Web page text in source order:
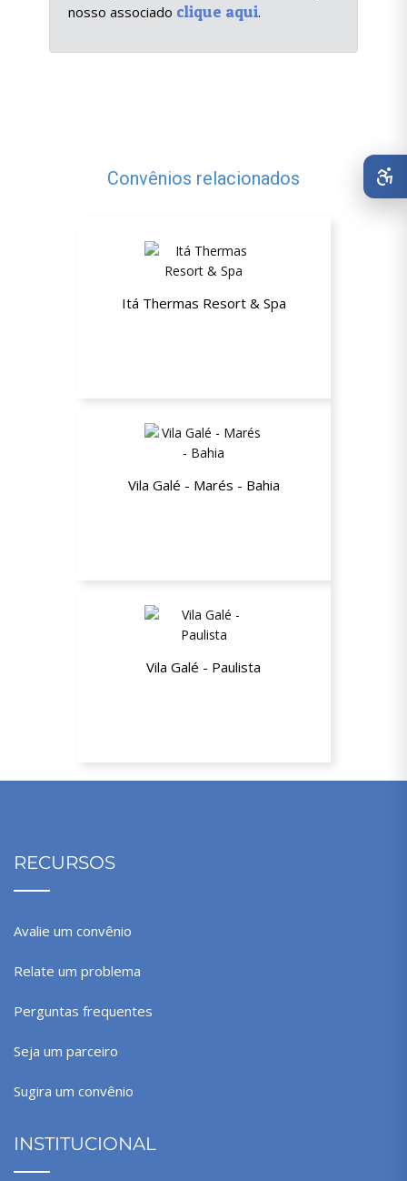
nosso associado clique aqui.
Convênios relacionados
Itá Thermas Resort & Spa
Vila Galé - Marés - Bahia
Vila Galé - Paulista
RECURSOS
Avalie um convênio
Relate um problema
Perguntas frequentes
Seja um parceiro
Sugira um convênio
INSTITUCIONAL